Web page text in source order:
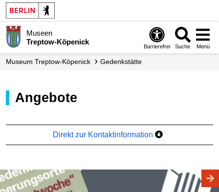
Museen
Treptow-Köpenick
Barrierefrei Suche Menü
Museum Treptow-Köpenick Gedenkstätte
Angebote
Direkt zur Kontaktinformation